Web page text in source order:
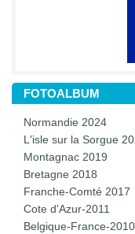
FOTOALBUM
Normandie 2024
L'isle sur la Sorgue
Montagnac 2019
Bretagne 2018
Franche-Comté 2017
Cote d'Azur-2011
Belgique-France-2010